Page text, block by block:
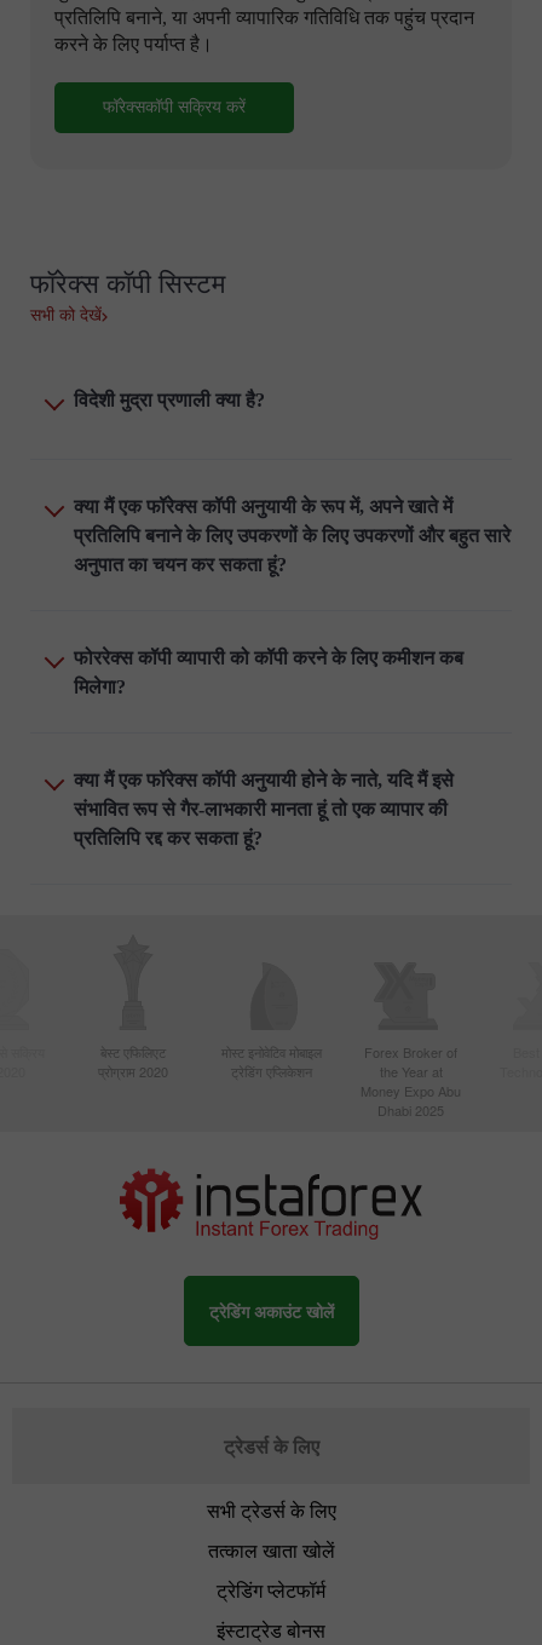
प्रतिलिपि बनाने, या अपनी व्यापारिक गतिविधि तक पहुंच प्रदान
करने के लिए पर्याप्त है।
फॉरेक्सकॉपी सक्रिय करें
फॉरेक्स कॉपी सिस्टम
सभी को देखें
विदेशी मुद्रा प्रणाली क्या है?
क्या मैं एक फॉरेक्स कॉपी अनुयायी के रूप में, अपने खाते में
प्रतिलिपि बनाने के लिए उपकरणों के लिए उपकरणों और बहुत सारे
अनुपात का चयन कर सकता हूं?
फोररेक्स कॉपी व्यापारी को कॉपी करने के लिए कमीशन कब
मिलेगा?
क्या मैं एक फॉरेक्स कॉपी अनुयायी होने के नाते, यदि मैं इसे
संभावित रूप से गैर-लाभकारी मानता हूं तो एक व्यापार की
प्रतिलिपि रद्द कर सकता हूं?
बेस्ट एफिलिएट
प्रोग्राम 2020
मोस्ट इनोवेटिव मोबाइल
ट्रेडिंग एप्लिकेशन
Forex Broker of
the Year at
Money Expo Abu
Dhabi 2025
ट्रेडिंग अकाउंट खोलें
ट्रेडर्स के लिए
सभी ट्रेडर्स के लिए
तत्काल खाता खोलें
ट्रेडिंग प्लेटफॉर्म
इंस्टाट्रेड बोनस